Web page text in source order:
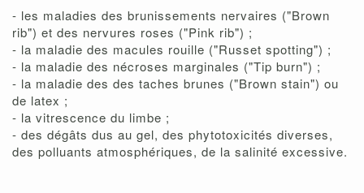
- les maladies des brunissements nervaires ("Brown
rib") et des nervures roses ("Pink rib") ;
- la maladie des macules rouille ("Russet spotting") ;
- la maladie des nécroses marginales ("Tip burn") ;
- la maladie des des taches brunes ("Brown stain") ou
de latex ;
- la vitrescence du limbe ;
- des dégâts dus au gel, des phytotoxicités diverses,
des polluants atmosphériques, de la salinité excessive.